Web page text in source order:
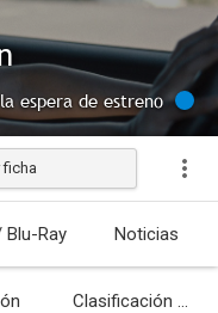
espera de estreno
ficha
Blu-Ray Noticias
Clasificación por edades